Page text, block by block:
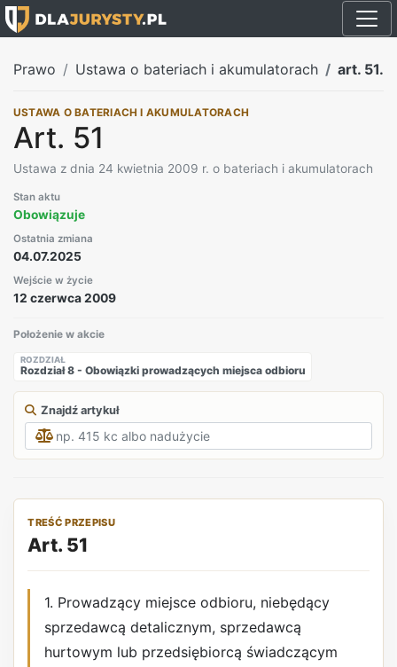
Prawo Ustawa o bateriach i akumulatorach art. 51.
USTAWA O BATERIACH I AKUMULATORACH
Art. 51
Ustawa z dnia 24 kwietnia 2009 r. o bateriach i akumulatorach
Stan aktu
Obowiązuje
Ostatnia zmiana
04.07.2025
Wejście w życie
12 czerwca 2009
Położenie w akcie
ROZDZIAŁ
Rozdział 8 - Obowiązki prowadzących miejsca odbioru
Znajdź artykuł
TREŚĆ PRZEPISU
Art. 51
1. Prowadzący miejsce odbioru, niebędący
sprzedawcą detalicznym, sprzedawcą
hurtowym lub przedsiębiorcą świadczącym